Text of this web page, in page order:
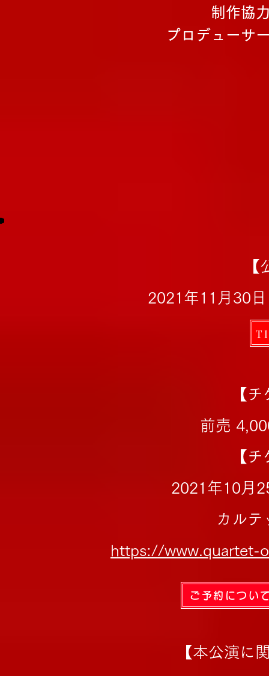
制作協
プロデューサ
2021年11月30
【
前売
【
2021年10月
カルテ
https://www.quartet-
ご予約につい
【本公演に